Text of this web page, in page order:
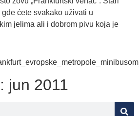
ćete svakako uživati u
jelima ali i dobrom pivu koja je
jun 2011